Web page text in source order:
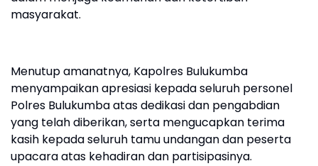
masyarakat.
Menutup amanatnya, Kapolres Bulukumba
menyampaikan apresiasi kepada seluruh personel
Polres Bulukumba atas dedikasi dan pengabdian
yang telah diberikan, serta mengucapkan terima
kasih kepada seluruh tamu undangan dan peserta
upacara atas kehadiran dan partisipasinya.